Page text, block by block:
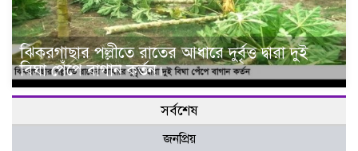
ঝিকরগাছার পল্লীতে রাতের আধারে দুর্বৃত্ত দ্বারা দুই
বিঘা পেঁপে বাগান কর্তন।
সর্বশেষ
জনপ্রিয়